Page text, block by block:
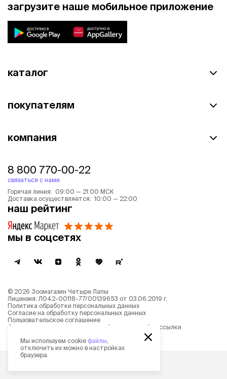
загрузите наше мобильное приложение
каталог
покупателям
компания
8 800 770-00-22
связаться с нами
Горячая линия: 09:00 — 21:00 МСК
Доставка осуществляется: 10:00 — 22:00
наш рейтинг
мы в соцсетях
© 2026 Зоомагазин Четыре Лапы
Лицензия: Л042-00118-77/00139653 от 03.06.2019 г.
Политика обработки персональных данных
Согласие на обработку персональных данных
Пользовательское соглашение
Согласие на получение новостной и рекламной рассылки
Описание рекомендательных алгоритмов
Мы используем cookie файлы
отключить их можно в настройках
браузера.